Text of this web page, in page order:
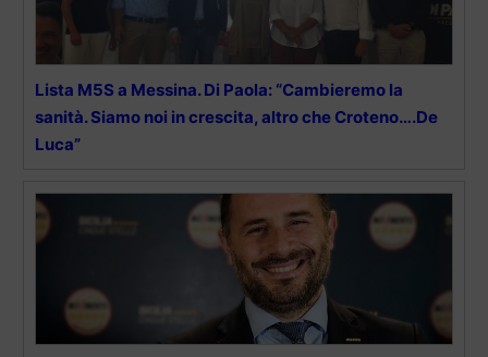
Lista M5S a Messina. Di Paola: “Cambieremo la
sanità. Siamo noi in crescita, altro che Croteno….De
Luca”